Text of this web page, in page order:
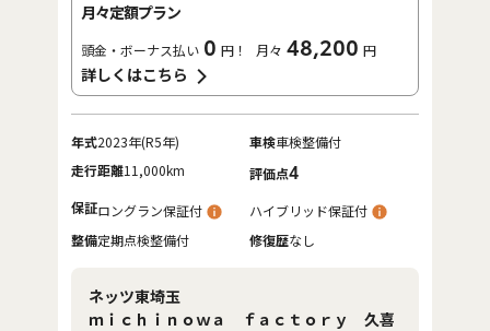
月々定額プラン
頭金・ボーナス払い 0 円！ 月々 48,200 円
詳しくはこちら
年式2023年(R5年) 車検車検整備付
走行距離11,000km 評価点4
保証ロングラン保証付
ハイブリッド保証付
整備定期点検整備付 修復歴なし
ネッツ東埼玉
ｍｉｃｈｉｎｏｗａ ｆａｃｔｏｒｙ 久喜